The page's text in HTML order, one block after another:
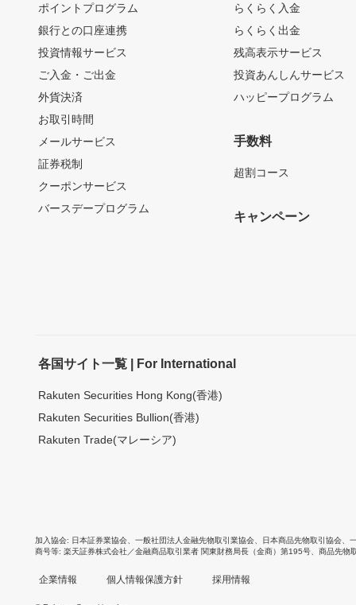
ポイントプログラム
銀行との口座連携
投資情報サービス
ご入金・ご出金
外貨決済
お取引時間
メールサービス
証券税制
クーポンサービス
バースデープログラム
らくらく入金
らくらく出金
残高表示サービス
投資あんしんサービス
ハッピープログラム
手数料
超割コース
キャンペーン
各国サイト一覧 | For International
Rakuten Securities Hong Kong(香港)
Rakuten Securities Bullion(香港)
Rakuten Trade(マレーシア)
加入協会 日本証券業協会 一般社団法人金融先物取引業協会 日本商品先物取引協会
商号等 楽天証券株式会社／金融商品取引業者 関東財務局長（金商）第195号、商品先物
企業情報 個人情報保護方針 採用情報